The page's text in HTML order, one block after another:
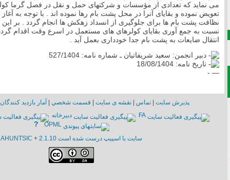
می نماید که تعدادی از مؤسسات و شرکتهای حمل و نقل در فصل گرما
تعویض نموده و بقایای آنرا در محل پشت بام رها نموده اند . با توجه به
نظافت پشت بام ها برای جلوگیری از انسداد زهکش ها انجام گردد . بر
نسبت به جمع آوری بقایای کولرهای های مستعمل در اسرع وقت اقدام
انتقال ضایعات به پشت بام جدا خودداری بعمل آید .
دبیر انجمن: سعید شریفاتیان ـ شماره نامه: 527/1404
تاریخ نامه:‌ 18/08/1404
— -
پذيرش سايت | تماس | نقشه ى سايت | قسمت شخصي | آمار بازديد كنندگان
FA
دبیرخانه
?
سايت با اسپيپ درست شده است 2.1.10 +
AHUNTSIC